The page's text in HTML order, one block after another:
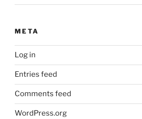
META
Log in
Entries feed
Comments feed
WordPress.org